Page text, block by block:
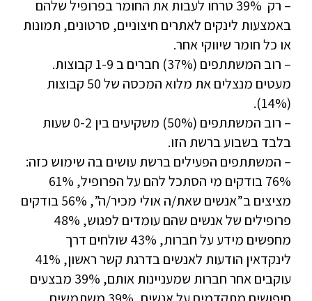
– רק 39% טרחו לעבות את החומר בפרופיל שלהם
באמצעות לינקים לאתרים חיצוניים, סרטונים, תמונות
או כל חומר שיווקי אחר.
– רוב המשתתפים (37%) חברים ב 1-9 קבוצות.
מעטים מנצלים את מלוא המכסה של 50 קבוצות
(14%).
– רוב המשתתפים (50%) משקיעים בין 0-2 שעות
בלבד בשבוע ברשת הזו.
– המשתתפים הפעילים ברשת עושים בה שימוש כזה:
76% בודקים מי הסתכל להם על הפרופיל, 61%
מציצים ב”אנשים שאת/ה אולי מכיר/ה”, 56% בודקים
פרופילים של אנשים שהם עומדים לפגוש, 48%
מחפשים מידע על חברות, 43% שולחים דרך
לינקדאין הודעות לאנשים בדרגת קשר ראשון, 41%
עוקבים אחר חברות שמעניינות אותם, 39% מבצעים